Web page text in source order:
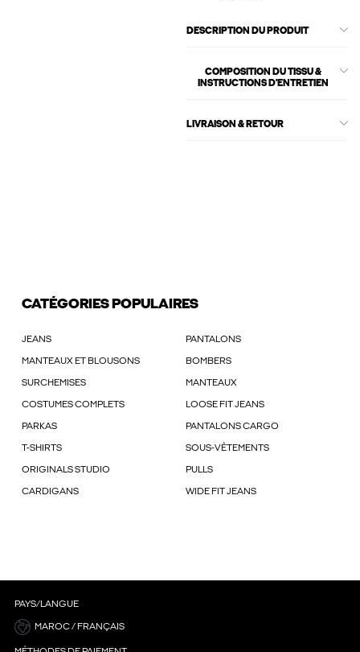
DESCRIPTION DU PRODUIT
COMPOSITION DU TISSU &
INSTRUCTIONS D'ENTRETIEN
LIVRAISON & RETOUR
CATÉGORIES POPULAIRES
JEANS PANTALONS
MANTEAUX ET BLOUSONS BOMBERS
SURCHEMISES MANTEAUX
COSTUMES COMPLETS LOOSE FIT JEANS
PARKAS PANTALONS CARGO
T-SHIRTS SOUS-VÊTEMENTS
ORIGINALS STUDIO PULLS
CARDIGANS WIDE FIT JEANS
PAYS/LANGUE
MAROC / FRANÇAIS